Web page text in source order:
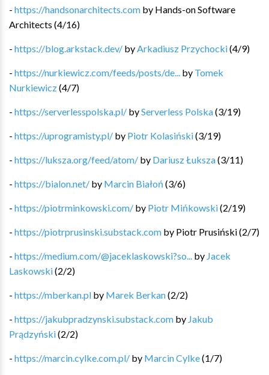
- https://handsonarchitects.com by Hands-on Software
Architects (4/16)
- https://blog.arkstack.dev/ by Arkadiusz Przychocki(4/9)
- https://nurkiewicz.com/feeds/posts/de... by Tomek
Nurkiewicz(4/7)
- https://serverlesspolska.pl/ byServerless Polska(3/19)
- https://uprogramisty.pl/ by Piotr Kolasiński(3/19)
- https://luksza.org/feed/atom/ by Dariusz Łuksza(3/11)
- https://bialon.net/ by Marcin Białoń (3/6)
- https://piotrminkowski.com/ by Piotr Mińkowski(2/19)
- https://piotrprusinski.substack.com by Piotr Prusiński(2/7)
- https://medium.com/@jaceklaskowski?so... by Jacek
Laskowski(2/2)
- https://mberkan.pl by Marek Berkan(2/2)
- https://jakubpradzynski.substack.com by Jakub
Prądzyński(2/2)
- https://marcin.cylke.com.pl/ by Marcin Cylke(1/7)